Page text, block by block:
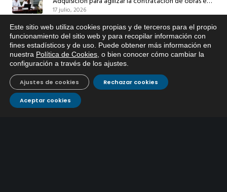
sus redes e instalaciones
17 julio, 2026
EMACSA inicia hoy las obras de una nueva arteria de
abastecimiento y una red de agua no potable en
Ingeniero Ruiz de Azúa
13 julio, 2026
Caracterización ZA Córdoba Red Quemadas- 1ª Sem
2026
9 julio, 2026
Caracterización ZA Córdoba Red Carrera Caballo-1º
Este sitio web utiliza cookies propias y de terceros para el propio
funcionamiento del sitio web y para recopilar información con
fines estadísticos y de uso. Puede obtener más información en
nuestra Política de Cookies , o bien conocer cómo cambiar la
configuración a través de los ajustes
Aceptar cookies
Rechazar cookies
Ajustes de cookies
Si tiene cualquier duda sobre
EMACSA, haga click abajo.